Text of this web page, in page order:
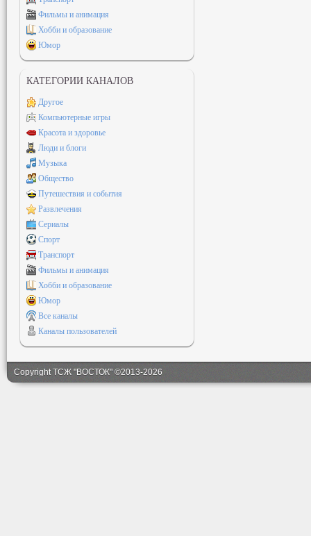
Фильмы и анимация
Хобби и образование
Юмор
КАТЕГОРИИ КАНАЛОВ
Другое
Компьютерные игры
Красота и здоровье
Люди и блоги
Музыка
Общество
Путешествия и события
Развлечения
Сериалы
Спорт
Транспорт
Фильмы и анимация
Хобби и образование
Юмор
Все каналы
Каналы пользователей
Copyright ТСЖ "ВОСТОК" ©2013-2026